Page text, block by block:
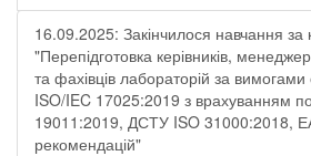
16.09.2025: Закінчилося навчання за
"Перепідготовка керівників,
та фахівців лабораторій за
ISO/IEC 17025:2019 з врахуванням
19011:2019, ДСТУ ISO 31000:2018,
рекомендацій"